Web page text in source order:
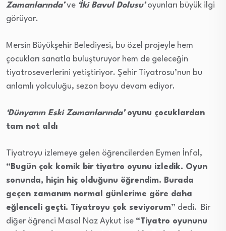
Zamanlarında’ve ‘İki Bavul Dolusu’oyunları büyük ilgi
görüyor.
Mersin Büyükşehir Belediyesi, bu özel projeyle hem
çocukları sanatla buluşturuyor hem de geleceğin
tiyatroseverlerini yetiştiriyor. Şehir Tiyatrosu’nun bu
anlamlı yolculuğu, sezon boyu devam ediyor.
‘Dünyanın Eski Zamanlarında’ oyunu çocuklardan
tam not aldı
Tiyatroyu izlemeye gelen öğrencilerden Eymen İnfal,
“Bugün çok komik bir tiyatro oyunu izledik. Oyun
sonunda, hiçin hiç olduğunu öğrendim. Burada
geçen zamanım normal günlerime göre daha
eğlenceli geçti. Tiyatroyu çok seviyorum” dedi. Bir
diğer öğrenci Masal Naz Aykut ise “Tiyatro oyununu